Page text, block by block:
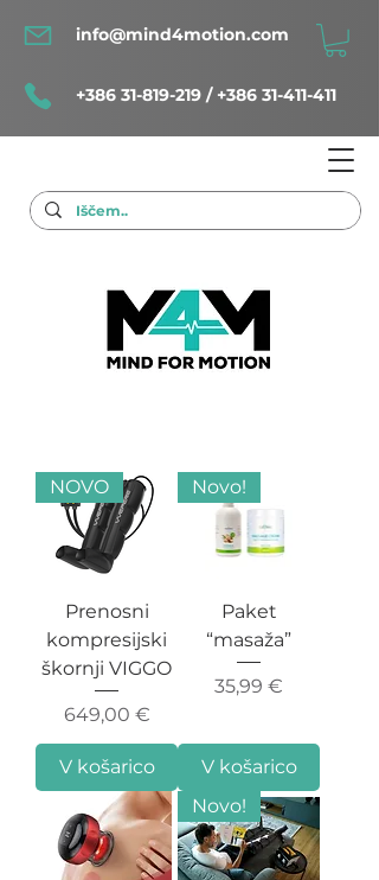
info@mind4motion.com
+386 31-819-219 / +386 31-411-411
NOVO
Prenosni
kompresijski
škornji VIGGO
Cena
649,00 €
V košarico
Novo!
Paket
“masaža”
Cena
35,99 €
V košarico
Novo!